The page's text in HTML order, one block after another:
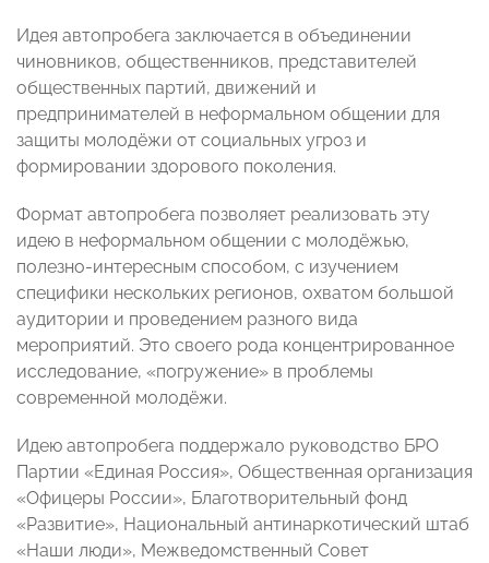
Идея автопробега заключается в объединении
чиновников, общественников, представителей
общественных партий, движений и
предпринимателей в неформальном общении для
защиты молодёжи от социальных угроз и
формировании здорового поколения.
Формат автопробега позволяет реализовать эту
идею в неформальном общении с молодёжью,
полезно-интересным способом, с изучением
специфики нескольких регионов, охватом большой
аудитории и проведением разного вида
мероприятий. Это своего рода концентрированное
исследование, «погружение» в проблемы
современной молодёжи.
Идею автопробега поддержало руководство БРО
Партии «Единая Россия», Общественная организация
«Офицеры России», Благотворительный фонд
«Развитие», Национальный антинаркотический штаб
«Наши люди», Межведомственный Совет